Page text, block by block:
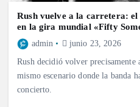
Rush vuelve a la carretera:
en la gira mundial «Fifty
admin junio 23, 2026
Rush decidió volver
mismo escenario donde la banda
concierto.